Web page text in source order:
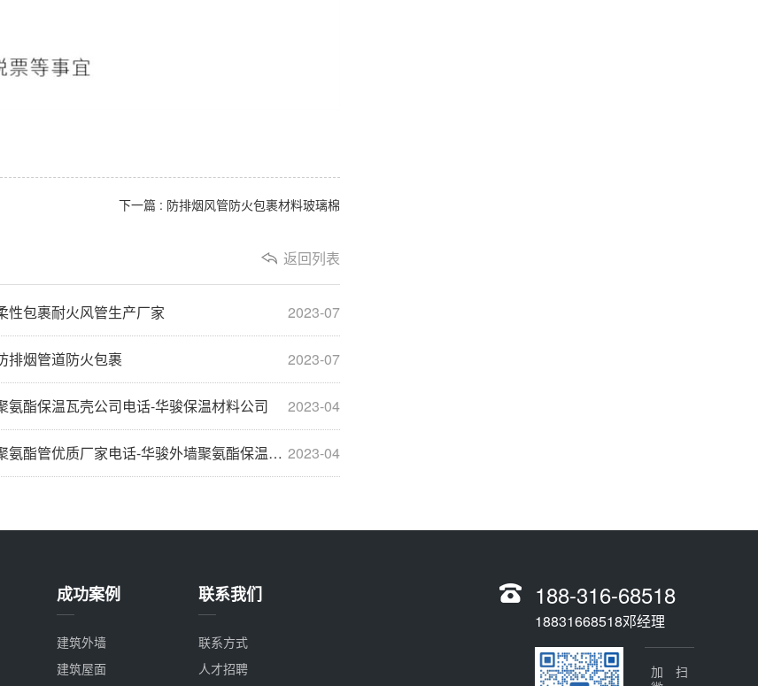
下一篇 : 防排烟风管防火包裹材料玻璃棉
返回列表
2023-07
性包裹耐火风管生产厂家
2023-07
排烟管道防火包裹
2023-04
氨酯保温瓦壳公司电话-华骏保温材料公司
2023-04
氨酯管优质厂家电话-华骏外墙聚氨酯保温板厂家
成功案例
建筑外墙
建筑屋面
联系我们
联系方式
人才招聘
188-316-68518
18831668518邓经理